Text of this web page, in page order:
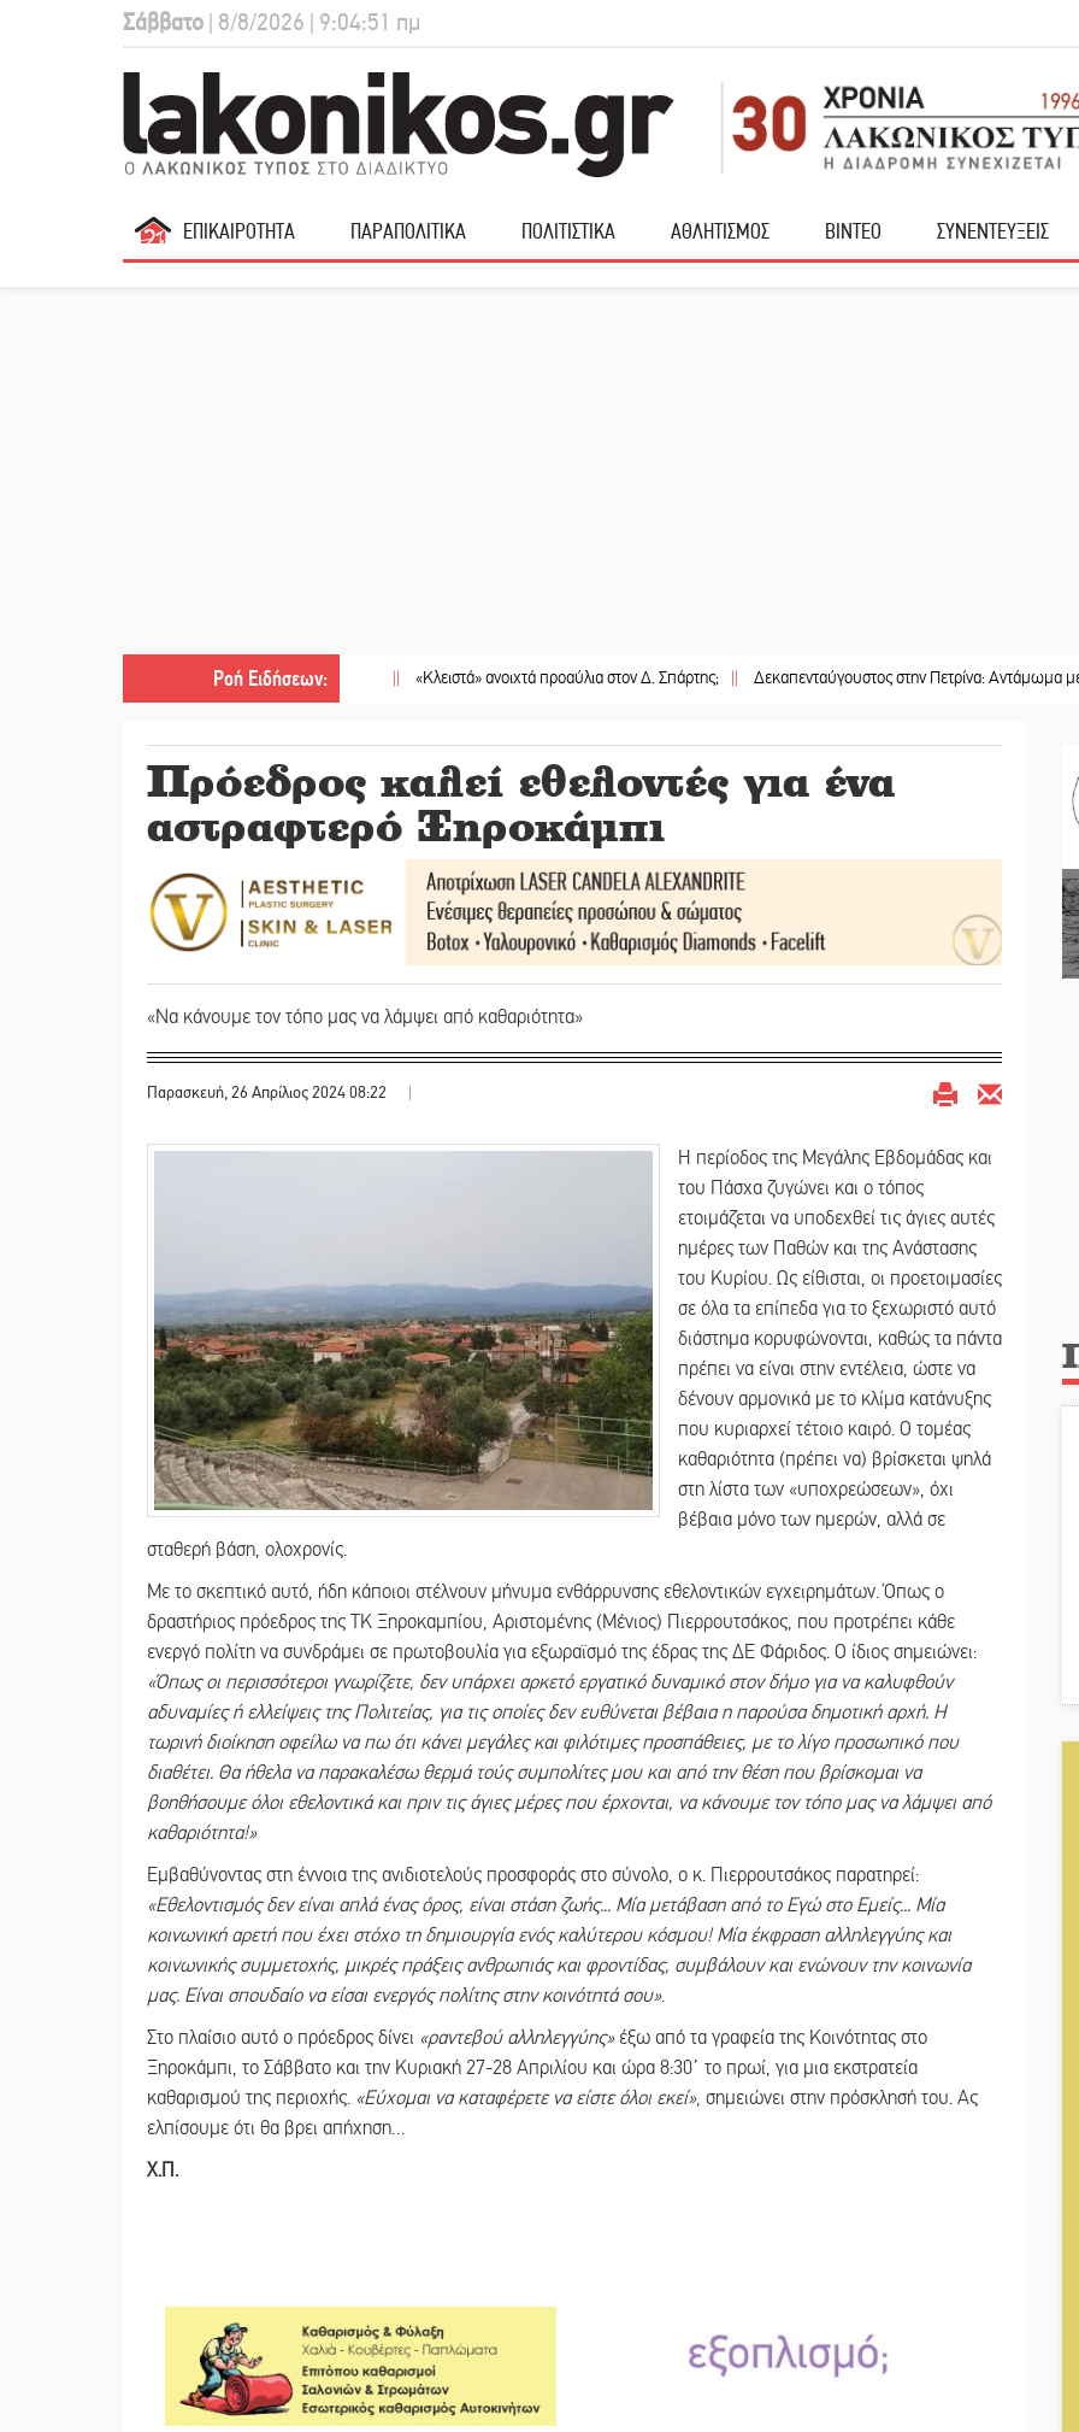
Σάββατο | 8/8/2026 | 9:04:52 πμ
ΕΠΙΚΑΙΡΟΤΗΤΑ ΠΑΡΑΠΟΛΙΤΙΚΑ ΠΟΛΙΤΙΣΤΙΚΑ ΑΘΛΗΤΙΣΜΟΣ ΒΙΝΤΕΟ ΣΥΝΕΝΤΕΥΞΕΙΣ
Ροή Ειδήσεων:
|| «Κλειστά» ανοιχτά προαύλια στον Δ. Σπάρτης; || Δεκαπενταύγουστος στην Πετρίνα: Αντάμωμα με μουσική,
Πρόεδρος καλεί εθελοντές για ένα
αστραφτερό Ξηροκάμπι
«Να κάνουμε τον τόπο μας να λάμψει από καθαριότητα»
Παρασκευή, 26 Απρίλιος 2024 08:22 |
Η περίοδος της Μεγάλης Εβδομάδας και
του Πάσχα ζυγώνει και ο τόπος
ετοιμάζεται να υποδεχθεί τις άγιες αυτές
ημέρες των Παθών και της Ανάστασης
του Κυρίου. Ως είθισται, οι προετοιμασίες
σε όλα τα επίπεδα για το ξεχωριστό αυτό
διάστημα κορυφώνονται, καθώς τα πάντα
πρέπει να είναι στην εντέλεια, ώστε να
δένουν αρμονικά με το κλίμα κατάνυξης
που κυριαρχεί τέτοιο καιρό. Ο τομέας
καθαριότητα (πρέπει να) βρίσκεται ψηλά
στη λίστα των «υποχρεώσεων», όχι
βέβαια μόνο των ημερών, αλλά σε
σταθερή βάση, ολοχρονίς.
Με το σκεπτικό αυτό, ήδη κάποιοι στέλνουν μήνυμα ενθάρρυνσης εθελοντικών εγχειρημάτων. Όπως ο
δραστήριος πρόεδρος της ΤΚ Ξηροκαμπίου, Αριστομένης (Μένιος) Πιερρουτσάκος, που προτρέπει κάθε
ενεργό πολίτη να συνδράμει σε πρωτοβουλία για εξωραϊσμό της έδρας της ΔΕ Φάριδος. Ο ίδιος σημειώνει:
«Όπως οι περισσότεροι γνωρίζετε, δεν υπάρχει αρκετό εργατικό δυναμικό στον δήμο για να καλυφθούν
αδυναμίες ή ελλείψεις της Πολιτείας, για τις οποίες δεν ευθύνεται βέβαια η παρούσα δημοτική αρχή. Η
τωρινή διοίκηση οφείλω να πω ότι κάνει μεγάλες και φιλότιμες προσπάθειες, με το λίγο προσωπικό που
διαθέτει. Θα ήθελα να παρακαλέσω θερμά τούς συμπολίτες μου και από την θέση που βρίσκομαι να
βοηθήσουμε όλοι εθελοντικά και πριν τις άγιες μέρες που έρχονται, να κάνουμε τον τόπο μας να λάμψει από
καθαριότητα!»
Εμβαθύνοντας στη έννοια της ανιδιοτελούς προσφοράς στο σύνολο, ο κ. Πιερρουτσάκος παρατηρεί:
«Εθελοντισμός δεν είναι απλά ένας όρος, είναι στάση ζωής... Μία μετάβαση από το Εγώ στο Εμείς... Μία
κοινωνική αρετή που έχει στόχο τη δημιουργία ενός καλύτερου κόσμου! Μία έκφραση αλληλεγγύης και
κοινωνικής συμμετοχής, μικρές πράξεις ανθρωπιάς και φροντίδας, συμβάλουν και ενώνουν την κοινωνία
μας. Είναι σπουδαίο να είσαι ενεργός πολίτης στην κοινότητά σου».
Στο πλαίσιο αυτό ο πρόεδρος δίνει «ραντεβού αλληλεγγύης»έξω από τα γραφεία της Κοινότητας στο
Ξηροκάμπι, το Σάββατο και την Κυριακή 27-28 Απριλίου και ώρα 8:30΄ το πρωί, για μια εκστρατεία
καθαρισμού της περιοχής. «Εύχομαι να καταφέρετε να είστε όλοι εκεί», σημειώνει στην πρόσκλησή του. Ας
ελπίσουμε ότι θα βρει απήχηση…
Χ.Π.